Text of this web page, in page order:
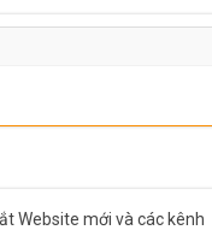
Website mới và các kênh